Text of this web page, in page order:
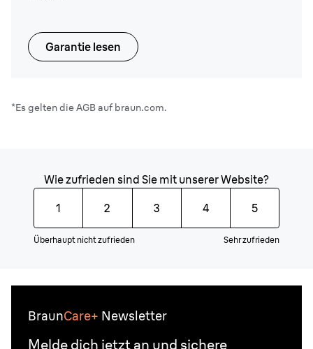
Garantie lesen
*Es gelten die AGB auf braun.com.
Wie zufrieden sind Sie mit unserer Website?
1 2 3 4 5
Überhaupt nicht zufrieden Sehr zufrieden
BraunCare+ Newsletter
Melde dich jetzt an und sichere